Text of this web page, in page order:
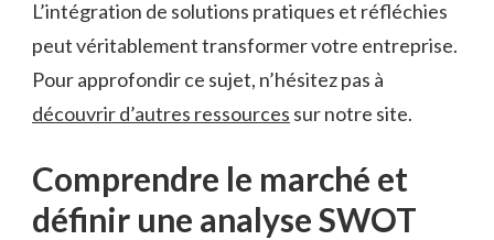
L’intégration de solutions pratiques et réfléchies
peut véritablement transformer votre entreprise.
Pour approfondir ce sujet, n’hésitez pas à
découvrir d’autres ressources sur notre site.
Comprendre le marché et
définir une analyse SWOT